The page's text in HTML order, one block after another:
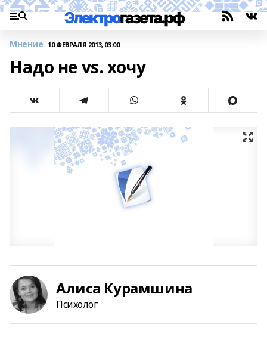
Мнение 10 ФЕВРАЛЯ 2013, 03:00
Надо не vs. хочу
Алиса Курамшина
Психолог